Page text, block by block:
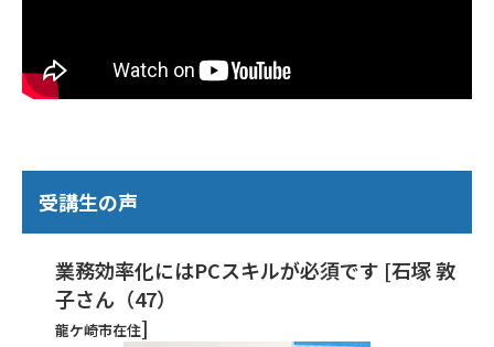
受講生の声
業務効率化にはPCスキルが必須です [石塚 敦
子さん（47）
龍ケ崎市在住]